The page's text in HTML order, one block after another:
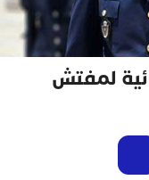
لمفتش